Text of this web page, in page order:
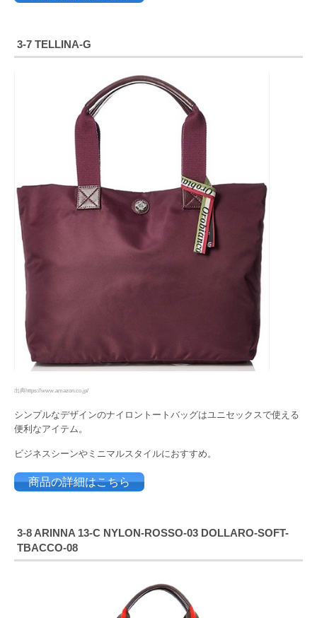
3-7 TELLINA-G
出典https://www.amazon.co.jp/
シンプルなデザインのナイロントートバッグはユニセックスで使える
便利なアイテム。
ビジネスシーンやミニマルスタイルにおすすめ。
商品の詳細はこちら
3-8 ARINNA 13-C NYLON-ROSSO-03 DOLLARO-SOFT-
TBACCO-08